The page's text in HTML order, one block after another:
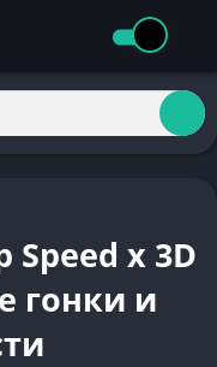
Speed x 3D
гонки и